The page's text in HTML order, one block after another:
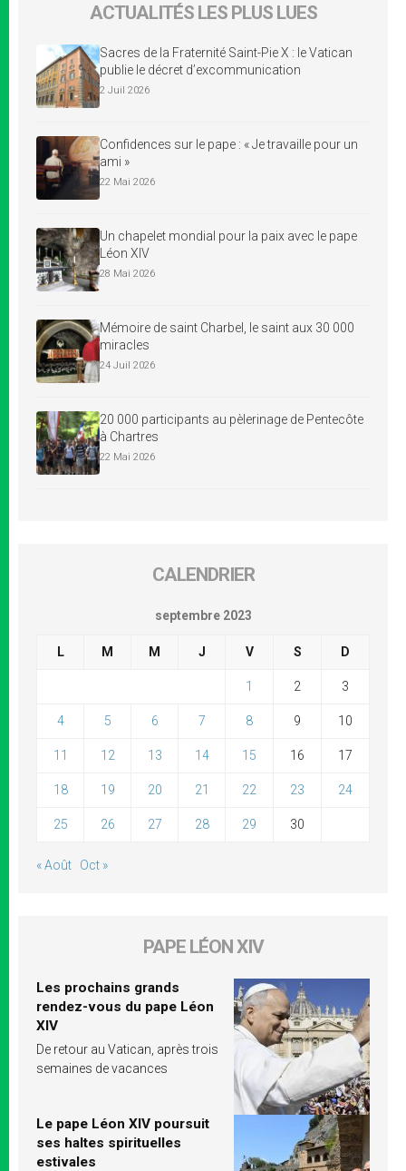
ACTUALITÉS LES PLUS LUES
Sacres de la Fraternité Saint-Pie X : le Vatican
publie le décret d’excommunication
2 Juil 2026
Confidences sur le pape : « Je travaille pour un
ami »
22 Mai 2026
Un chapelet mondial pour la paix avec le pape
Léon XIV
28 Mai 2026
Mémoire de saint Charbel, le saint aux 30 000
miracles
24 Juil 2026
20 000 participants au pèlerinage de Pentecôte
à Chartres
22 Mai 2026
CALENDRIER
septembre 2023
L M M J V S D
1 2 3
4 5 6 7 8 9 10
11 12 13 14 15 16 17
18 19 20 21 22 23 24
25 26 27 28 29 30
« Août Oct »
PAPE LÉON XIV
Les prochains grands
rendez-vous du pape Léon
XIV
De retour au Vatican, après trois
semaines de vacances
Le pape Léon XIV poursuit
ses haltes spirituelles
estivales